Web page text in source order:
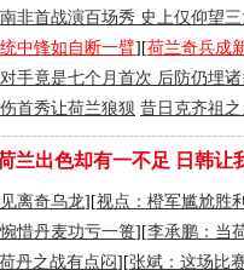
非首战演百场秀 史上仅仰望
中锋如自断一臂][荷兰奇兵成
手竟是七个月首次 后防仍埋
首秀让荷兰狼狈 昔日克齐祖
兰出色却有一不足 日韩让
离奇乌龙][视点：橙军尴尬胜
惜丹麦功亏一篑][李承鹏：当
丹之战有点闷][张斌：这场比